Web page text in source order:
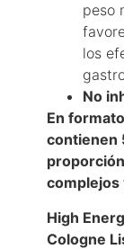
peso
los
No
En
contienen
complejos
High
Cologne